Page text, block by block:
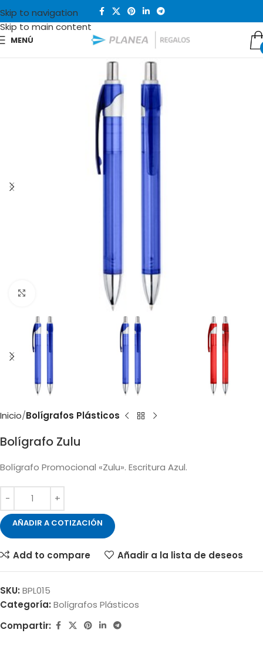
Skip to navigation
Skip to main content
MENÚ
Clic para ampliar
Inicio Bolígrafos Plásticos
Bolígrafo Zulu
Bolígrafo Promocional «Zulu». Escritura Azul.
AÑADIR A COTIZACIÓN
Add to compare Añadir a la lista de deseos
SKU: BPL015
Categoría: Bolígrafos Plásticos
Compartir: